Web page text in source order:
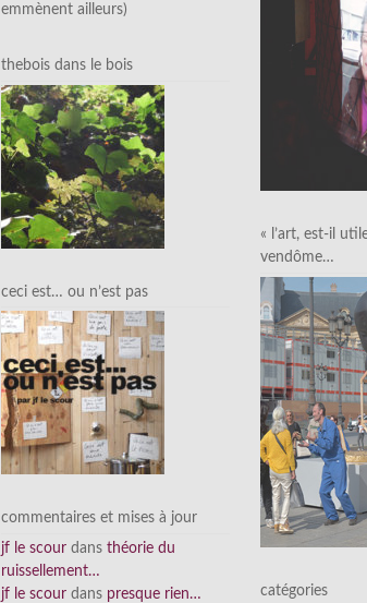
emmènent ailleurs)
thebois dans le bois
ceci est… ou n’est pas
commentaires et mises à jour
jf le scour dans théorie du
ruissellement…
jf le scour dans presque rien…
« l’art, est-il
vendôme…
catégories